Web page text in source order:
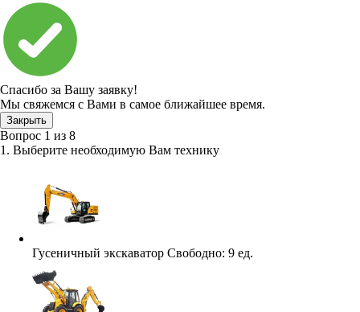
Спасибо за Вашу заявку!
Мы свяжемся с Вами в самое ближайшее время.
Закрыть
Вопрос 1 из 8
1. Выберите необходимую Вам технику
Гусеничный экскаватор Свободно: 9 ед.